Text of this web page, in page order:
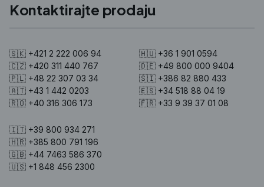
Kontaktirajte prodaju
🇸🇰 +421 2 222 006 94
🇨🇿 +420 311 440 767
🇵🇱 +48 22 307 03 34
🇦🇹 +43 1 442 0203
🇷🇴 +40 316 306 173
🇭🇺 +36 1 901 0594
🇩🇪 +49 800 000 9404
🇸🇮 +386 82 880 433
🇪🇸 +34 518 88 04 19
🇫🇷 +33 9 39 37 01 08
🇮🇹 +39 800 934 271
🇭🇷 +385 800 791 196
🇬🇧 +44 7463 586 370
🇺🇸 +1 848 456 2300